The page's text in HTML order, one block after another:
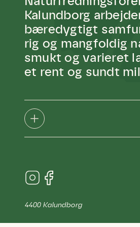
Kalundborg
bæredygtigt
rig og mangfoldig
smukt og varieret
et rent og sundt
4400 Kalundborg